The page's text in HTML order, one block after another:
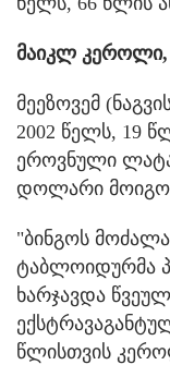
მაიკლ
მეეზოვემ
2002 წელს, 19
ეროვნული
დოლარი
"ბინგოს
ტაბლოიდურმა
ხარჯავდა
წლისთვის